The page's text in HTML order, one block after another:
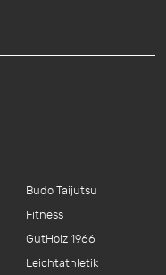
Budo Taijutsu
Fitness
GutHolz 1966
Leichtathletik